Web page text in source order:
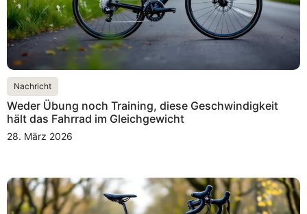
Nachricht
Weder Übung noch Training, diese Geschwindigkeit
hält das Fahrrad im Gleichgewicht
28. März 2026